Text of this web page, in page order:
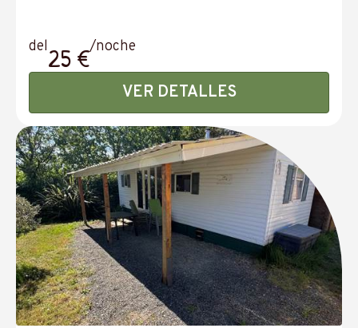
del25 €/noche
VER DETALLES